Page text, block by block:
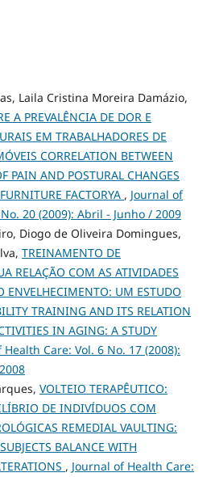
Laila Cristina Moreira Damázio,
A PREVALÊNCIA DE DOR E
EM TRABALHADORES DE
CORRELATION BETWEEN
PAIN AND POSTURAL CHANGES
FACTORYA , Journal of
20 (2009): Abril - Junho / 2009
Diogo de Oliveira Domingues,
TREINAMENTO DE
RELAÇÃO COM AS ATIVIDADES
ENVELHECIMENTO: UM ESTUDO
TRAINING AND ITS RELATION
IN AGING: A STUDY
Health Care: Vol. 6 No. 17 (2008):
VOLTEIO TERAPÊUTICO:
DE INDIVÍDUOS COM
REMEDIAL VAULTING:
BALANCE WITH
, Journal of Health Care: